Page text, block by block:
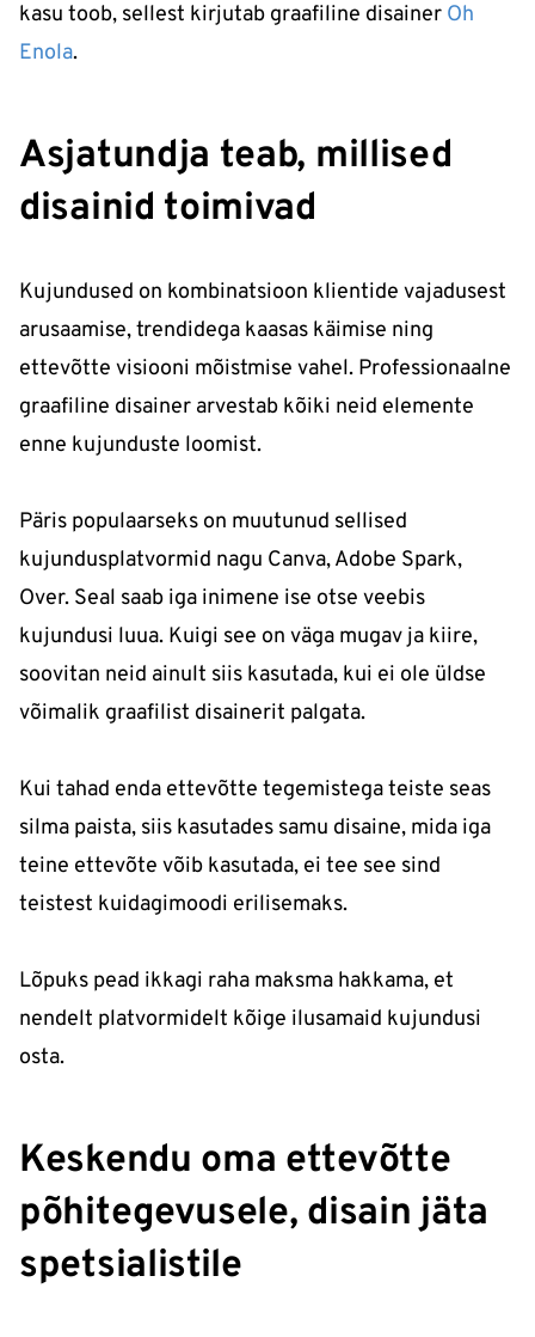
kasu toob, sellest kirjutab graafiline disainer Oh
Enola.
Asjatundja teab, millised
disainid toimivad
Kujundused on kombinatsioon klientide vajadusest
arusaamise, trendidega kaasas käimise ning
ettevõtte visiooni mõistmise vahel. Professionaalne
graafiline disainer arvestab kõiki neid elemente
enne kujunduste loomist.
Päris populaarseks on muutunud sellised
kujundusplatvormid nagu Canva, Adobe Spark,
Over. Seal saab iga inimene ise otse veebis
kujundusi luua. Kuigi see on väga mugav ja kiire,
soovitan neid ainult siis kasutada, kui ei ole üldse
võimalik graafilist disainerit palgata.
Kui tahad enda ettevõtte tegemistega teiste seas
silma paista, siis kasutades samu disaine, mida iga
teine ettevõte võib kasutada, ei tee see sind
teistest kuidagimoodi erilisemaks.
Lõpuks pead ikkagi raha maksma hakkama, et
nendelt platvormidelt kõige ilusamaid kujundusi
osta.
Keskendu oma ettevõtte
põhitegevusele, disain jäta
spetsialistile